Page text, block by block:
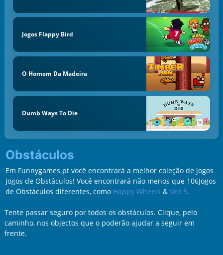
Jogos Flappy Bird
O Homem Da Madeira
Dumb Ways To Die
Obstáculos
Em Funnygames.pt você encontrará a melhor coleção de jogos
Jogos de Obstáculos! Você encontrará não menos que 106Jogos
de Obstáculos diferentes, como Happy Wheels & Vex 5.
Tente passar seguro por todos os obstáculos. Clique, pelo
caminho, nos objectos que o poderão ajudar a seguir em
frente.